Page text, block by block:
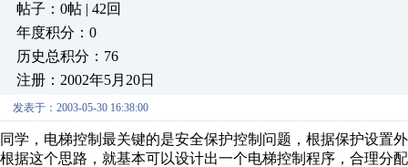
帖子：0帖 | 42回
年度积分：0
历史总积分：76
注册：2002年5月20日
发表于：2003-05-30 16:38:00
同学，电梯控制最关键的是安全保护控制问题，根据保护设置
根据这个思路，就基本可以设计出一个电梯控制程序，合理分